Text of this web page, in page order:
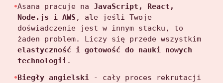
•Asana pracuje na JavaScript, React,
Node.js i AWS , ale jeśli Twoje
doświadczenie jest w innym stacku, to
żaden problem. Liczy się przede wszystkim
elastyczność i gotowość do nauki nowych
technologii.
•Biegły angielski
- cały proces rekrutacji